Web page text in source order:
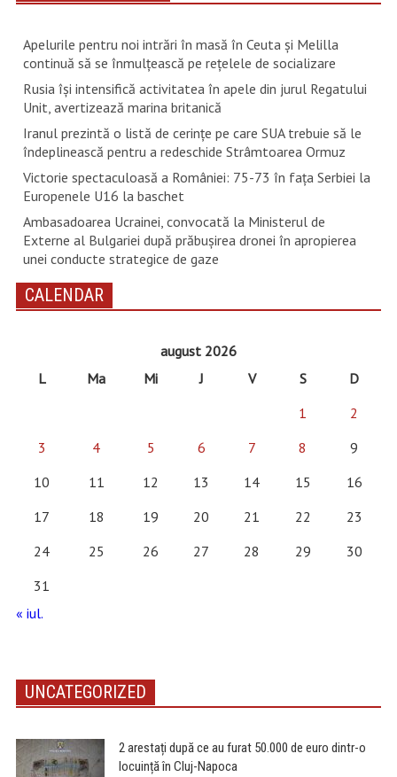
Apelurile pentru noi intrări în masă în Ceuta şi Melilla
continuă să se înmulţească pe reţelele de socializare
Rusia își intensifică activitatea în apele din jurul Regatului
Unit, avertizează marina britanică
Iranul prezintă o listă de cerinţe pe care SUA trebuie să le
îndeplinească pentru a redeschide Strâmtoarea Ormuz
Victorie spectaculoasă a României: 75-73 în fața Serbiei la
Europenele U16 la baschet
Ambasadoarea Ucrainei, convocată la Ministerul de
Externe al Bulgariei după prăbușirea dronei în apropierea
unei conducte strategice de gaze
CALENDAR
august 2026
L
Ma Mi J V S
D
1
2
3
4 5 6 7 8
9
10
11 12 13 14 15
16
17
18 19 20 21 22
23
24
25 26 27 28 29
30
31
« iul.
UNCATEGORIZED
2 arestați după ce au furat 50.000 de euro dintr-o
locuință în Cluj-Napoca